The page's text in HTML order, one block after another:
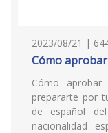
2023/08/21 |
Cómo aprobar
Cómo
prepararte por
de español
nacionalidad